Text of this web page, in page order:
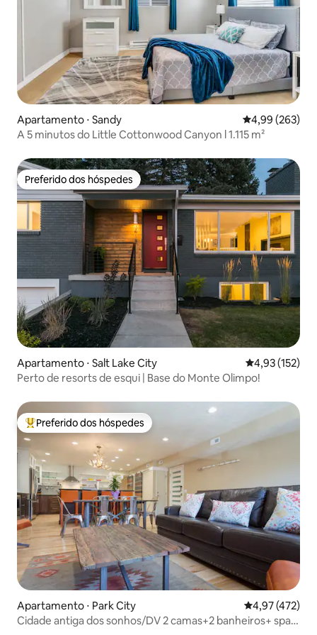
Apartamento ⋅ Sandy 4,99 de uma
4,99 (263)
A 5 minutos do Little Cottonwood Canyon l 1.115 m²
Preferido dos hóspedes
Preferido dos hóspedes
Apartamento ⋅ Salt Lake City 4,93 de uma
4,93 (152)
Perto de resorts de esqui | Base do Monte Olimpo!
Entre os melhores preferidos dos hóspedes
Preferido dos hóspedes
Apartamento ⋅ Park City 4,97 de uma
4,97 (472)
Cidade antiga dos sonhos/DV 2 camas+2 banheiros+ spa